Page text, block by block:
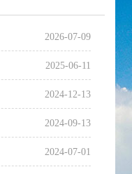
2026-07-09
2025-06-11
2024-12-13
2024-09-13
2024-07-01